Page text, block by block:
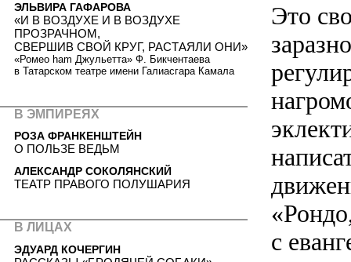
Это
с
ЭЛЬВИРА ГАФАРОВА
«И В ВОЗДУХЕ И В ВОЗДУХЕ
ПРОЗРАЧНОМ,
СВЕРШИВ СВОЙ КРУГ, РАСТАЯЛИ ОНИ»
«Ромео ham Джульетта» Ф. Бикчентаева
в Татарском театре имени Галиасгара Камала
В ЭМПИРЕЯХ
РОЗА ФРАНКЕНШТЕЙН
О ПОЛЬЗЕ ВЕДЬМ
АЛЕКСАНДР СОКОЛЯНСКИЙ
ТЕАТР ПРАВОГО ПОЛУШАРИЯ
В ЛИЦАХ
ЭДУАРД КОЧЕРГИН